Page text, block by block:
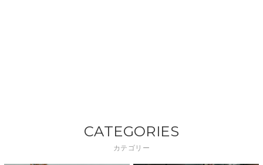
CATEGORIES
カテゴリー